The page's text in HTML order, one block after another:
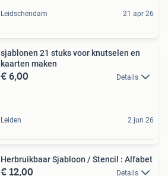
Leidschendam 21 apr 26
sjablonen 21 stuks voor knutselen en
kaarten maken
€ 6,00 Details
Leiden 2 jun 26
Herbruikbaar Sjabloon / Stencil : Alfabet
€ 12,00 Details